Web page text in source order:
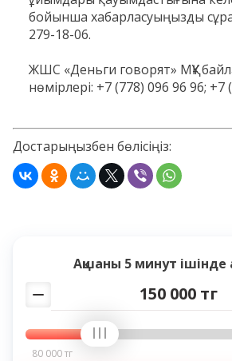
Ақшаны 5 минут
150 000 тг
80 000 тг
бойынша хабарласуыңызды
279-18-06.
ЖШС «Деньги говорят» МҚҰ
нөмірлері: +7 (778) 096 96 96; +7
Достарыңызбен бөлісіңіз: